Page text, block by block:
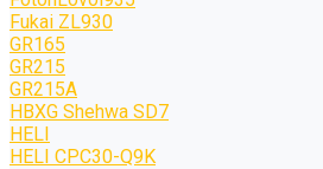
Fukai ZL930
GR165
GR215
GR215A
HBXG Shehwa SD7
HELI
HELI CPC30-Q9K